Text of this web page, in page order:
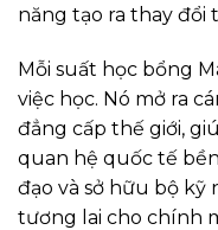
năng tạo ra thay đổi
Mỗi suất học bổng
việc học. Nó mở ra
đẳng cấp thế giới,
quan hệ quốc tế
đạo và sở hữu bộ kỹ
tương lai cho chính